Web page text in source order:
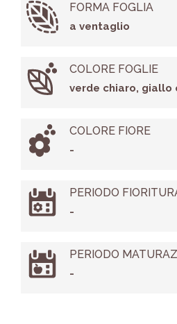
FORMA FOGLIA
a ventaglio
COLORE FOGLIE
verde chiaro, giallo
COLORE FIORE
-
PERIODO
-
PERIODO
-